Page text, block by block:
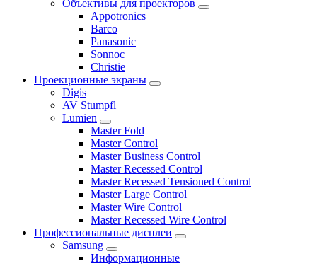
Объективы для проекторов
Appotronics
Barco
Panasonic
Sonnoc
Сhristie
Проекционные экраны
Digis
AV Stumpfl
Lumien
Master Fold
Master Control
Master Business Control
Master Recessed Control
Master Recessed Tensioned Control
Master Large Control
Master Wire Control
Master Recessed Wire Control
Профессиональные дисплеи
Samsung
Информационные